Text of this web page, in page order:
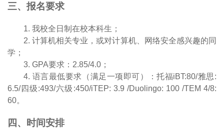
三、报名要求
1. 我校全日制在校本科生；
2. 计算机相关专业，或对计算机、网络安全感兴趣的同
学；
3. GPA要求：2.85/4.0；
4. 语言最低要求（满足一项即可）：托福iBT:80/雅思:
6.5/四级:493/六级:450/iTEP: 3.9 /Duolingo: 100 /TEM 4/8:
60。
四、时间安排